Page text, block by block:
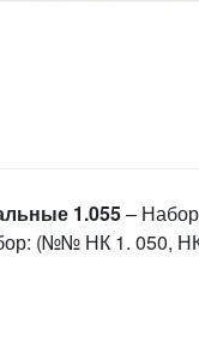
1.055–
(№№ НК 1. 050,